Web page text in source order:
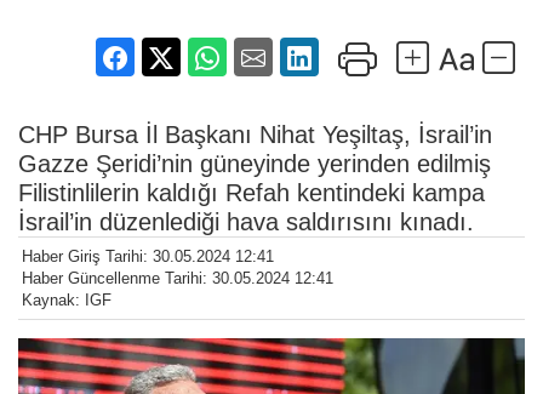
CHP Bursa İl Başkanı Nihat Yeşiltaş, İsrail’in
Gazze Şeridi’nin güneyinde yerinden edilmiş
Filistinlilerin kaldığı Refah kentindeki kampa
İsrail’in düzenlediği hava saldırısını kınadı.
Haber Giriş Tarihi: 30.05.2024 12:41
Haber Güncellenme Tarihi: 30.05.2024 12:41
Kaynak: IGF